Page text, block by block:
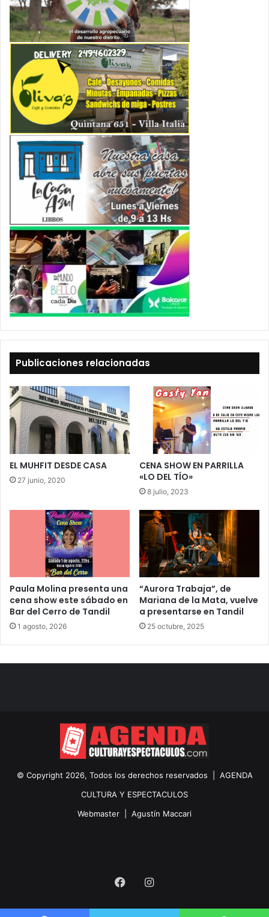
Publicaciones relacionadas
EL MUHFIT DESDE CASA
27 junio, 2020
CENA SHOW EN PARRILLA
«LO DEL TÍO»
8 julio, 2023
Paula Molina presenta una
cena show este sábado en
Bar del Cerro de Tandil
1 agosto, 2026
“Aurora Trabaja”, de
Mariana de la Mata, vuelve
a presentarse en Tandil
25 octubre, 2025
© Copyright 2026, Todos los derechos reservados | AGENDA
CULTURA Y ESPECTACULOS
Webmaster | Agustín Maccari